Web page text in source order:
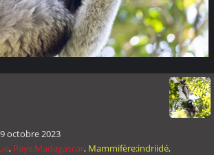
octobre 2023
, Pays:Madagascar, Mammifère:indriidé,